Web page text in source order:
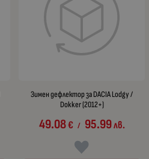
Зимен дефлектор за DACIA Lodgy /
Dokker (2012+)
49.08€ / 95.99лв.